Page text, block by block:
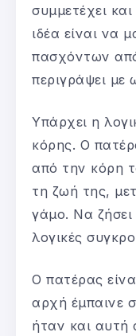
συμμετέχει
ιδέα είναι να
πασχόντων
περιγράψει με
Υπάρχει η
κόρης. Ο
από την κόρη
τη ζωή της,
γάμο. Να ζήσει
λογικές
Ο πατέρας
αρχή έμπαινε
ήταν και